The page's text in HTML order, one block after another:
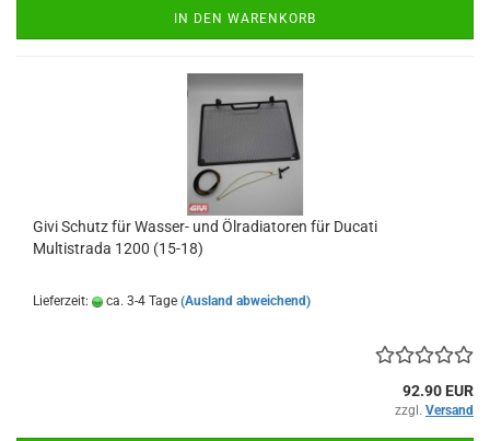
IN DEN WARENKORB
Givi Schutz für Wasser- und Ölradiatoren für Ducati
Multistrada 1200 (15-18)
Lieferzeit: ca. 3-4 Tage (Ausland abweichend)
92.90 EUR
zzgl. Versand